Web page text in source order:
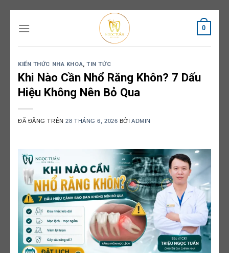
đến
0
KIẾN THỨC NHA KHOA,TIN TỨC
Khi Nào Cần Nhổ Răng Khôn? 7 Dấu
Hiệu Không Nên Bỏ Qua
ĐÃ ĐĂNG TRÊN28 THÁNG 6, 2026 BỞIADMIN